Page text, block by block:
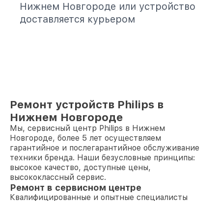
Нижнем Новгороде или устройство
доставляется курьером
Ремонт устройств Philips в
Нижнем Новгороде
Мы, сервисный центр Philips в Нижнем
Новгороде, более 5 лет осуществляем
гарантийное и послегарантийное обслуживание
техники бренда. Наши безусловные принципы:
высокое качество, доступные цены,
высококлассный сервис.
Ремонт в сервисном центре
Квалифицированные и опытные специалисты